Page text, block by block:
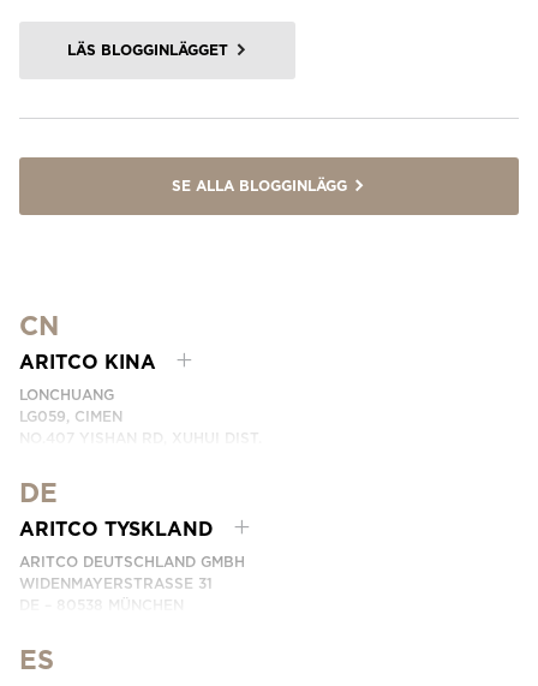
LÄS BLOGGINLÄGGET
SE ALLA BLOGGINLÄGG
CN
ARITCO KINA
LONCHUANG
LG059, CIMEN
NO.407 YISHAN RD, XUHUI DIST.
EMAIL:
TELEFON: +86 400 6233 121
DE
ARITCO TYSKLAND
ARITCO DEUTSCHLAND GMBH
WIDENMAYERSTRASSE 31
DE – 80538 MÜNCHEN
TELEFON: +49 7123 9597272
ES